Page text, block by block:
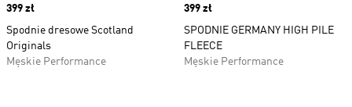
Price
399 zł
Spodnie dresowe Scotland
Originals
Męskie Performance
Price
399 zł
SPODNIE GERMANY HIGH PILE
FLEECE
Męskie Performance